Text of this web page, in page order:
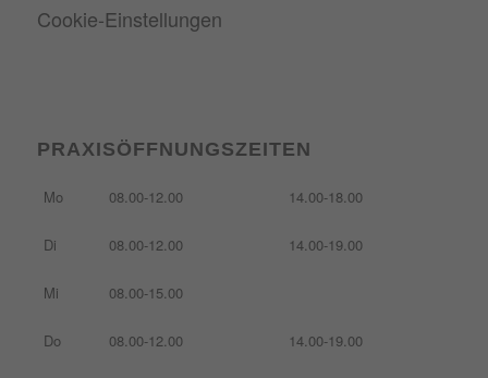
Cookie-Einstellungen
PRAXISÖFFNUNGSZEITEN
Mo 08.00-12.00 14.00-18.00
Di 08.00-12.00 14.00-19.00
Mi 08.00-15.00
Do 08.00-12.00 14.00-19.00